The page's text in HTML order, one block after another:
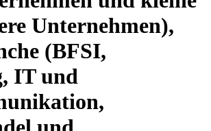
Unternehmen),
(BFSI,
IT und